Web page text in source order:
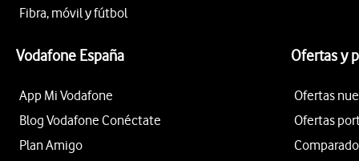
Fibra, móvil y fútbol
Vodafone España
App Mi Vodafone
Blog Vodafone Conéctate
Plan Amigo
Ofertas y
Ofertas
Ofertas